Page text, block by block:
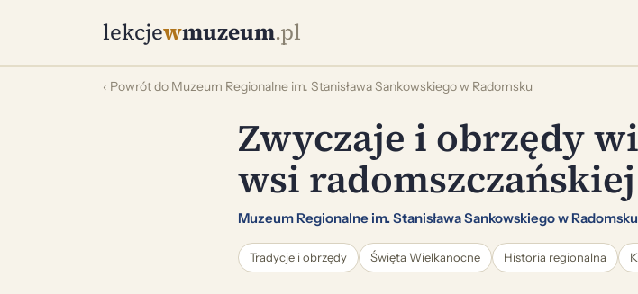
lekcjewmuzeum.pl
‹ Powrót do Muzeum Regionalne im. Stanisława Sankowskiego w Radomsku
Zwyczaje i obrzędy
wsi radomszczańskiej
Muzeum Regionalne im. Stanisława Sankowskiego w Radomsku
Tradycje i obrzędy Święta Wielkanocne Historia regionalna